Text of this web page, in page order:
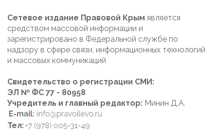
Сетевое издание Правовой Крым является
средством массовой информации и
зарегистрировано в Федеральной службе по
надзору в сфере связи, информационных технологий
и массовых коммуникаций
Свидетельство о регистрации СМИ:
ЭЛ № ФС 77 - 80958
Учредитель и главный редактор: Минин Д.А.
Тел: